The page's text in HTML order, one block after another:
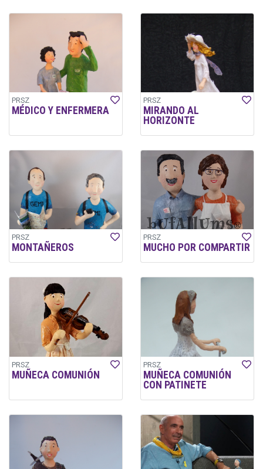
PRSZ
MÉDICO Y ENFERMERA
PRSZ
MIRANDO AL
HORIZONTE
PRSZ
MONTAÑEROS
PRSZ
MUCHO POR COMPARTIR
PRSZ
MUÑECA COMUNIÓN
PRSZ
MUÑECA COMUNIÓN
CON PATINETE